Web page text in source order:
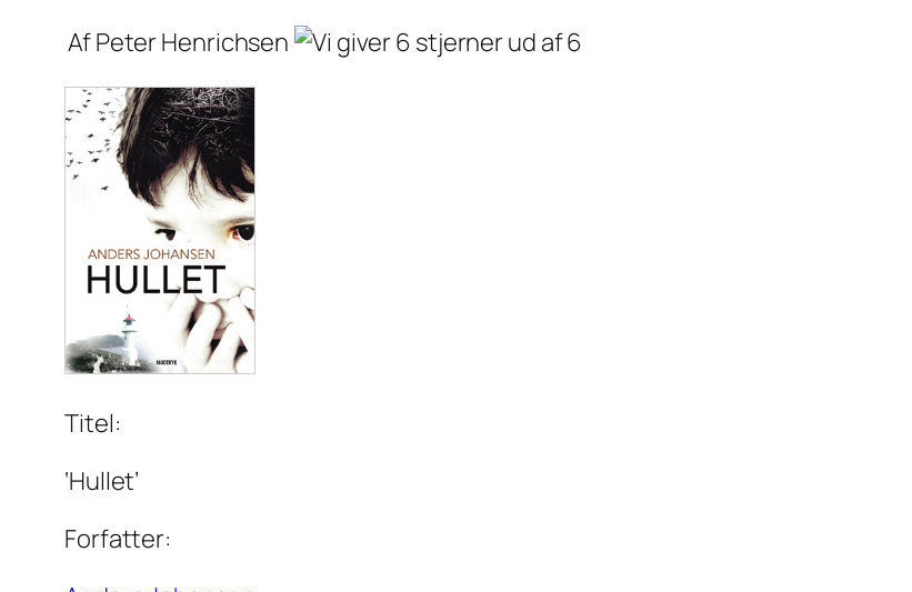
Af Peter Henrichsen
Titel:
‘Hullet’
Forfatter: